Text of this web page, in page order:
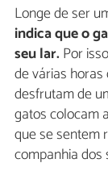
Longe de ser
indica que o
seu lar.Por
de várias
desfrutam de
gatos colocam
que se sentem
companhia dos